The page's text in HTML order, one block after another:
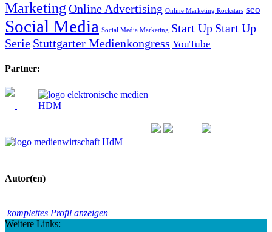
Marketing Online Advertising Online Marketing Rockstars seo
Social Media Social Media Marketing Start Up Start Up
Serie Stuttgarter Medienkongress YouTube
Partner:
Autor(en)
komplettes Profil anzeigen
Weitere Links: